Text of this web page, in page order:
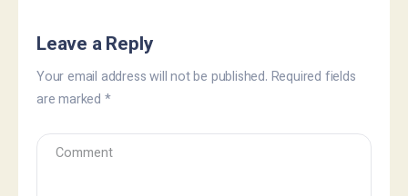
Leave a Reply
Your email address will not be published. Required fields
are marked *